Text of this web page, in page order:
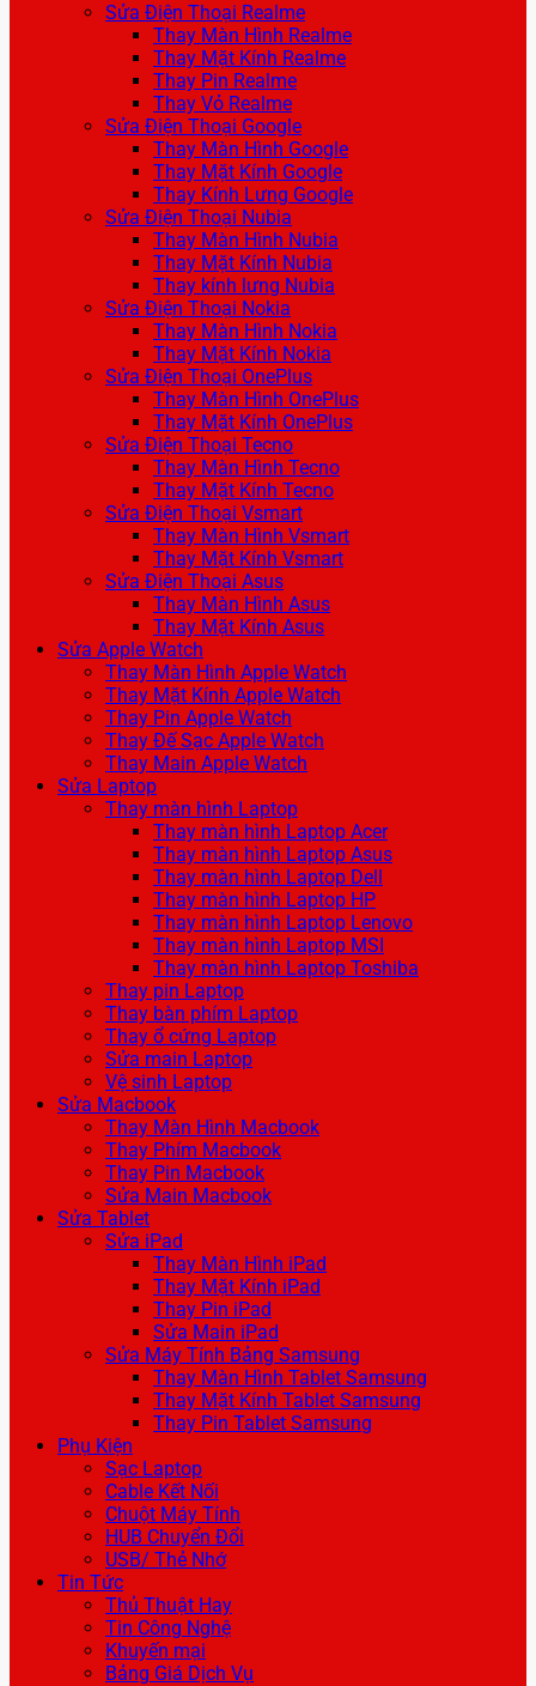
Sửa Điện Thoại Realme
Thay Màn Hình Realme
Thay Mặt Kính Realme
Thay Pin Realme
Thay Vỏ Realme
Sửa Điện Thoại Google
Thay Màn Hình Google
Thay Mặt Kính Google
Thay Kính Lưng Google
Sửa Điện Thoại Nubia
Thay Màn Hình Nubia
Thay Mặt Kính Nubia
Thay kính lưng Nubia
Sửa Điện Thoại Nokia
Thay Màn Hình Nokia
Thay Mặt Kính Nokia
Sửa Điện Thoại OnePlus
Thay Màn Hình OnePlus
Thay Mặt Kính OnePlus
Sửa Điện Thoại Tecno
Thay Màn Hình Tecno
Thay Mặt Kính Tecno
Sửa Điện Thoại Vsmart
Thay Màn Hình Vsmart
Thay Mặt Kính Vsmart
Sửa Điện Thoại Asus
Thay Màn Hình Asus
Thay Mặt Kính Asus
Sửa Apple Watch
Thay Màn Hình Apple Watch
Thay Mặt Kính Apple Watch
Thay Pin Apple Watch
Thay Đế Sạc Apple Watch
Thay Main Apple Watch
Sửa Laptop
Thay màn hình Laptop
Thay màn hình Laptop Acer
Thay màn hình Laptop Asus
Thay màn hình Laptop Dell
Thay màn hình Laptop HP
Thay màn hình Laptop Lenovo
Thay màn hình Laptop MSI
Thay màn hình Laptop Toshiba
Thay pin Laptop
Thay bàn phím Laptop
Thay ổ cứng Laptop
Sửa main Laptop
Vệ sinh Laptop
Sửa Macbook
Thay Màn Hình Macbook
Thay Phím Macbook
Thay Pin Macbook
Sửa Main Macbook
Sửa Tablet
Sửa iPad
Thay Màn Hình iPad
Thay Mặt Kính iPad
Thay Pin iPad
Sửa Main iPad
Sửa Máy Tính Bảng Samsung
Thay Màn Hình Tablet Samsung
Thay Mặt Kính Tablet Samsung
Thay Pin Tablet Samsung
Phụ Kiện
Sạc Laptop
Cable Kết Nối
Chuột Máy Tính
HUB Chuyển Đổi
USB/ Thẻ Nhớ
Tin Tức
Thủ Thuật Hay
Tin Công Nghệ
Khuyến mại
Bảng Giá Dịch Vụ